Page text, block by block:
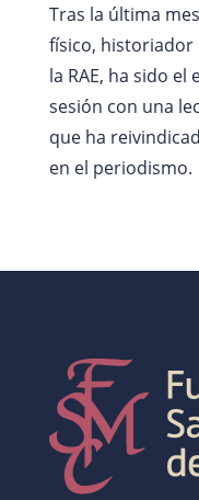
Tras la última
físico, historiador
la RAE, ha sido
sesión con una
que ha
en el periodismo.